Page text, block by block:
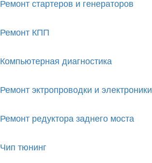
Ремонт стартеров и генера­торов
Ремонт КПП
Компью­терная диагно­стика
Ремонт эктро­проводки и электро­ники
Ремонт редуктора заднего моста
Чип тюнинг